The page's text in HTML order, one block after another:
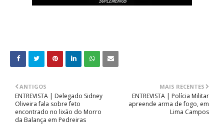
MAIS RECENTES
ENTREVISTA | Polícia Militar
apreende arma de fogo, em
Lima Campos
ANTIGOS
ENTREVISTA | Delegado Sidney
Oliveira fala sobre feto
encontrado no lixão do Morro
da Balança em Pedreiras